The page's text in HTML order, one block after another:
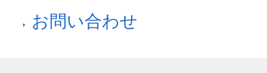
お問い合わせ